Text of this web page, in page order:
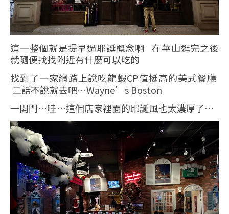
這一整個就是提早過耶誕概念啊 在華山逛完之後
就隨便找找附近有什麼可以吃的
找到了一家網路上說吃龍蝦CP值挺高的美式餐廳
二話不說就去吧…Wayne’s Boston
一開門…哇…這個店家裡面的耶誕風也太濃厚了…